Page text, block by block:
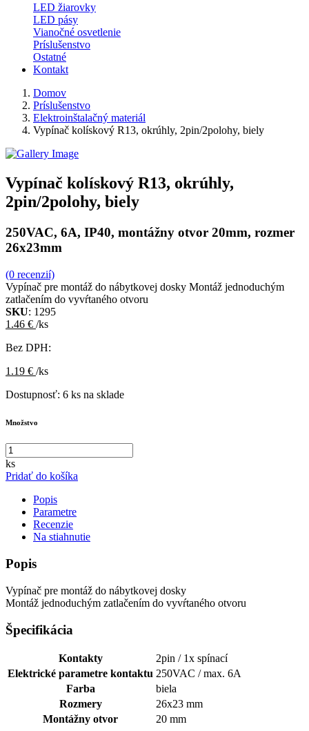
LED žiarovky
LED pásy
Vianočné osvetlenie
Príslušenstvo
Ostatné
Kontakt
Domov
Príslušenstvo
Elektroinštalačný materiál
Vypínač kolískový R13, okrúhly, 2pin/2polohy, biely
Vypínač kolískový R13, okrúhly,
2pin/2polohy, biely
250VAC, 6A, IP40, montážny otvor 20mm, rozmer
26x23mm
(0 recenzií)
Vypínač pre montáž do nábytkovej dosky Montáž jednoduchým
zatlačením do vyvŕtaného otvoru
SKU: 1295
1.46 € /ks
Bez DPH:
1.19 € /ks
Dostupnosť: 6 ks na sklade
Množstvo
ks
Pridať do košíka
Popis
Parametre
Recenzie
Na stiahnutie
Popis
Vypínač pre montáž do nábytkovej dosky
Montáž jednoduchým zatlačením do vyvŕtaného otvoru
Špecifikácia
Kontakty
2pin / 1x spínací
Elektrické parametre kontaktu 250VAC / max. 6A
Farba
biela
Rozmery
26x23 mm
Montážny otvor
20 mm